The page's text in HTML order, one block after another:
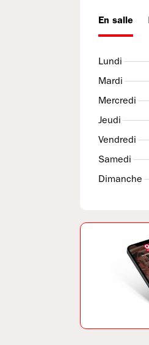
En salle
Lundi
Mardi
Mercredi
Jeudi
Vendredi
Samedi
Dimanche